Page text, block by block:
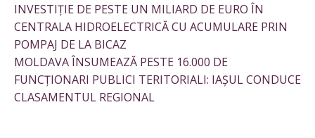
INVESTIȚIE DE PESTE UN MILIARD DE EURO ÎN
CENTRALA HIDROELECTRICĂ CU ACUMULARE PRIN
POMPAJ DE LA BICAZ
MOLDAVA ÎNSUMEAZĂ PESTE 16.000 DE
FUNCȚIONARI PUBLICI TERITORIALI: IAȘUL CONDUCE
CLASAMENTUL REGIONAL